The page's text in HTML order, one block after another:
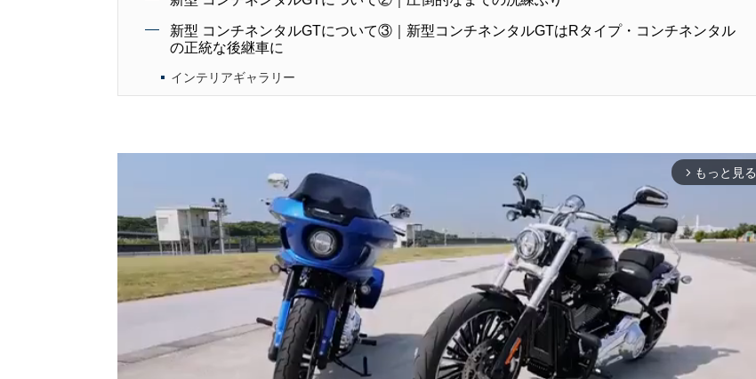
新型 コンチネンタルGTについて③｜新型コンチネンタルGTはRタイプ・コンチネンタル
の正統な後継車に
インテリアギャラリー
arrow_forward_ios もっと見る